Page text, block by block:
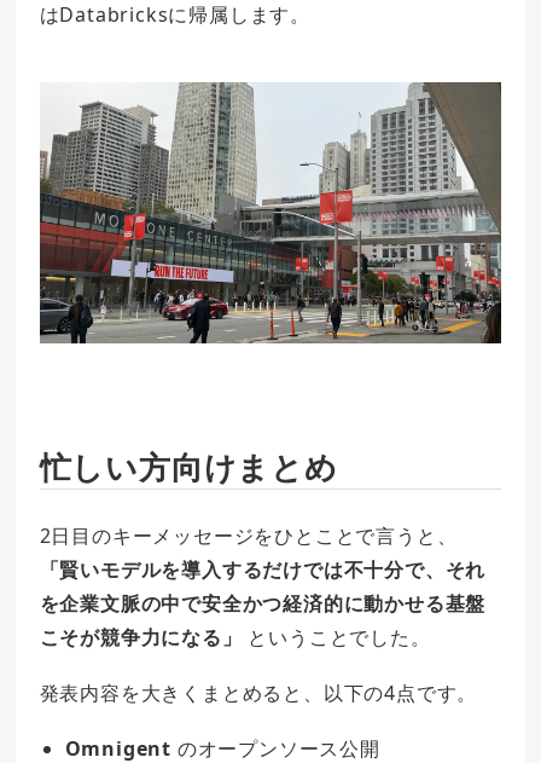
はDatabricksに帰属します。
忙しい方向けまとめ
2日目のキーメッセージをひとことで言うと、
「賢いモデルを導入するだけでは不十分で、それ
を企業文脈の中で安全かつ経済的に動かせる基盤
こそが競争力になる」
ということでした。
発表内容を大きくまとめると、以下の4点です。
Omnigent のオープンソース公開